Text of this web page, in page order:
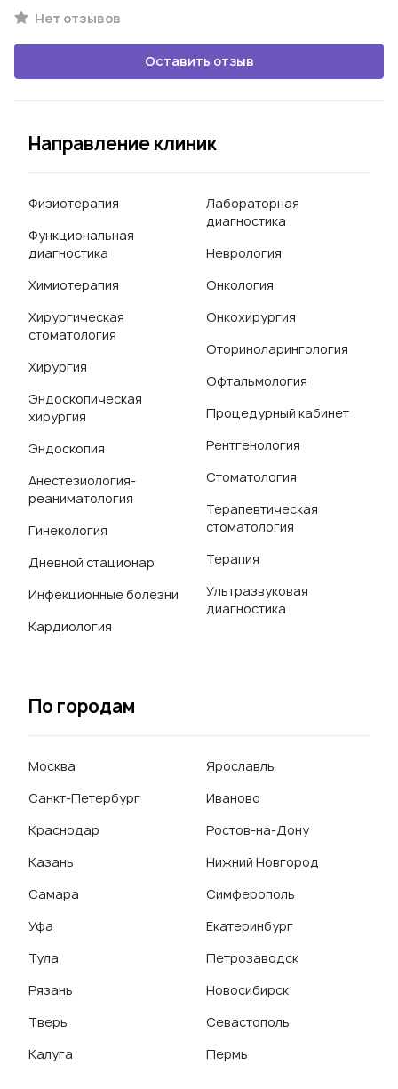
Нет отзывов
Оставить отзыв
Направление клиник
Физиотерапия
Функциональная
диагностика
Химиотерапия
Хирургическая
стоматология
Хирургия
Эндоскопическая
хирургия
Эндоскопия
Анестезиология-
реаниматология
Гинекология
Дневной стационар
Инфекционные болезни
Кардиология
Лабораторная
диагностика
Неврология
Онкология
Онкохирургия
Оториноларингология
Офтальмология
Процедурный кабинет
Рентгенология
Стоматология
Терапевтическая
стоматология
Терапия
Ультразвуковая
диагностика
По городам
Москва
Санкт-Петербург
Краснодар
Казань
Самара
Уфа
Тула
Рязань
Тверь
Калуга
Ярославль
Иваново
Ростов-на-Дону
Нижний Новгород
Симферополь
Екатеринбург
Петрозаводск
Новосибирск
Севастополь
Пермь